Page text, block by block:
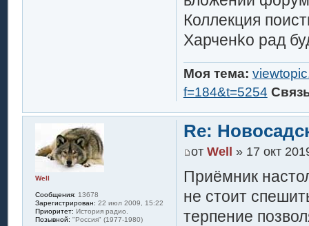
Коллекция
Харченkо рад
Моя тема:
f=184&t=5254
Re:
от Well » 17 окт
Приёмник
не стоит
терпение
Well
Сообщения: 13678
Зарегистрирован: 22 июл 2009, 15:22
Приоритет: История радио.
Позывной: "Россия" (1977-1980)